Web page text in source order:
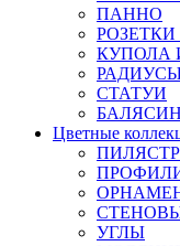
ПАННО
КУПОЛА
СТАТУИ
Цветные
УГЛЫ